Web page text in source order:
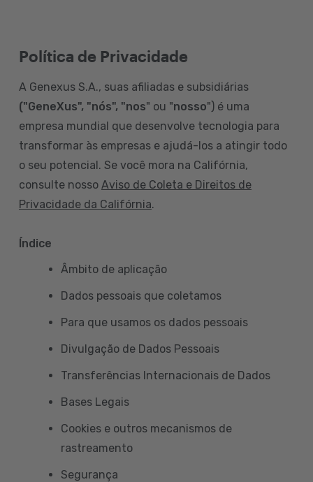
Política de Privacidade
A Genexus S.A., suas afiliadas e subsidiárias
("GeneXus", "nós", "nos" ou "nosso") é uma
empresa mundial que desenvolve tecnologia para
transformar às empresas e ajudá-los a atingir todo
o seu potencial. Se você mora na Califórnia,
consulte nosso Aviso de Coleta e Direitos de
Privacidade da Califórnia.
Índice
Âmbito de aplicação
Dados pessoais que coletamos
Para que usamos os dados pessoais
Divulgação de Dados Pessoais
Transferências Internacionais de Dados
Bases Legais
Cookies e outros mecanismos de
rastreamento
Segurança